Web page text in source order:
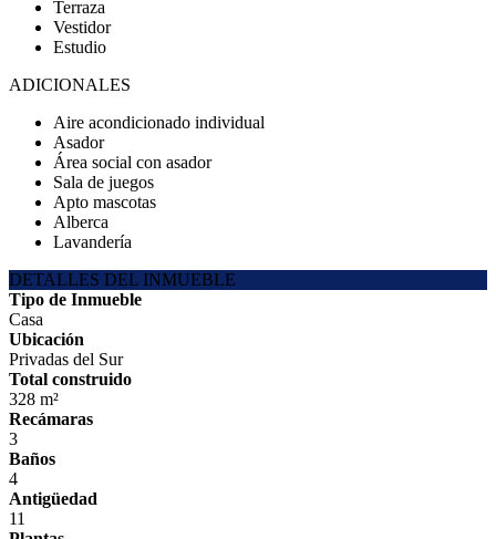
Terraza
Vestidor
Estudio
ADICIONALES
Aire acondicionado individual
Asador
Área social con asador
Sala de juegos
Apto mascotas
Alberca
Lavandería
DETALLES DEL INMUEBLE
Tipo de Inmueble
Casa
Ubicación
Privadas del Sur
Total construido
328 m²
Recámaras
3
Baños
4
Antigüedad
11